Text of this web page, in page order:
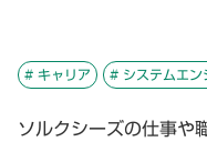
# キャリア # システムエン
ソルクシーズの仕事や